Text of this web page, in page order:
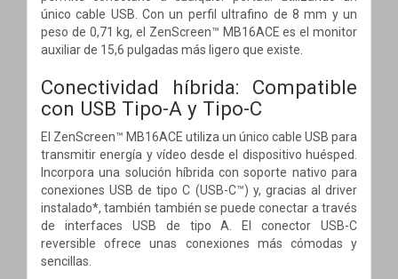
único cable USB. Con un perfil ultrafino de 8 mm y un
peso de 0,71 kg, el ZenScreen™ MB16ACE es el monitor
auxiliar de 15,6 pulgadas más ligero que existe.
Conectividad híbrida: Compatible
con USB Tipo-A y Tipo-C
El ZenScreen™ MB16ACE utiliza un único cable USB para
transmitir energía y vídeo desde el dispositivo huésped.
Incorpora una solución híbrida con soporte nativo para
conexiones USB de tipo C (USB-C™) y, gracias al driver
instalado*, también también se puede conectar a través
de interfaces USB de tipo A. El conector USB-C
reversible ofrece unas conexiones más cómodas y
sencillas.